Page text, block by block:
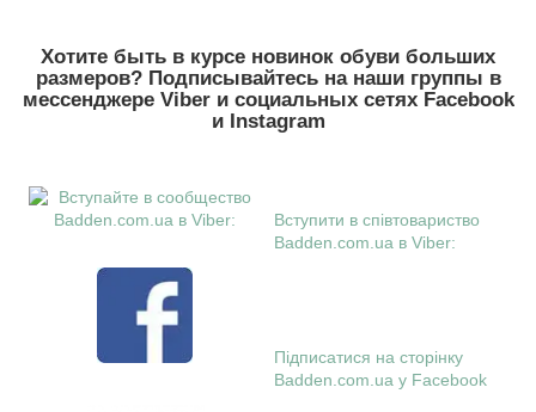
Хотите быть в курсе новинок обуви больших
размеров? Подписывайтесь на наши группы в
месcенджере Viber и социальных сетях Facebook
и Instagram
Вступити в співтовариство
Badden.com.ua в Viber:
Підписатися на сторінку
Badden.com.ua у Facebook